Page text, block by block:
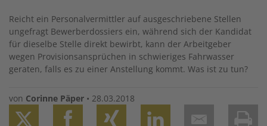
Reicht ein Personalvermittler auf ausgeschriebene Stellen
ungefragt Bewerberdossiers ein, während sich der Kandidat
für dieselbe Stelle direkt bewirbt, kann der Arbeitgeber
wegen Provisionsansprüchen in schwieriges Fahrwasser
geraten, falls es zu einer Anstellung kommt. Was ist zu tun?
von Corinne Päper • 28.03.2018